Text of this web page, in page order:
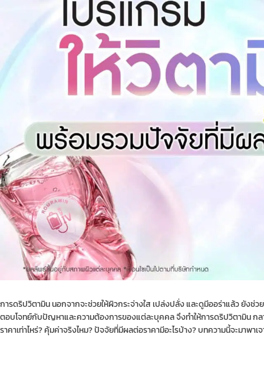
การดริปวิตามิน นอกจากจะช่วยให้ผิวกระจ่างใส เปล่งปลั่ง และดูมีออร่าแล้ว ยังช่
ตอบโจทย์กับปัญหาและความต้องการของแต่ละบุคคล จึงทำให้การดริปวิตามิน ก
ราคาเท่าไหร่? คุ้มค่าจริงไหม? ปัจจัยที่มีผลต่อราคามีอะไรบ้าง? บทความนี้จะมา